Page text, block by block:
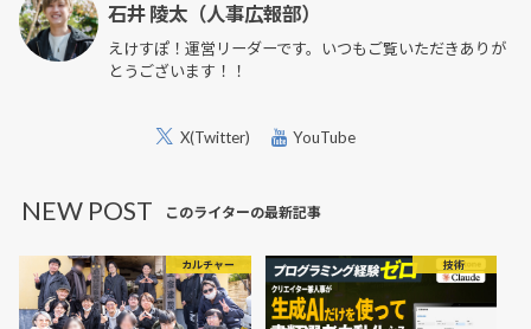
石井 陵太（人事広報部）
えけすぽ！運営リーダーです。いつもご覧いただきありが
とうございます！！
X(Twitter) YouTube
NEW POST このライターの最新記事
カルチャー 技術